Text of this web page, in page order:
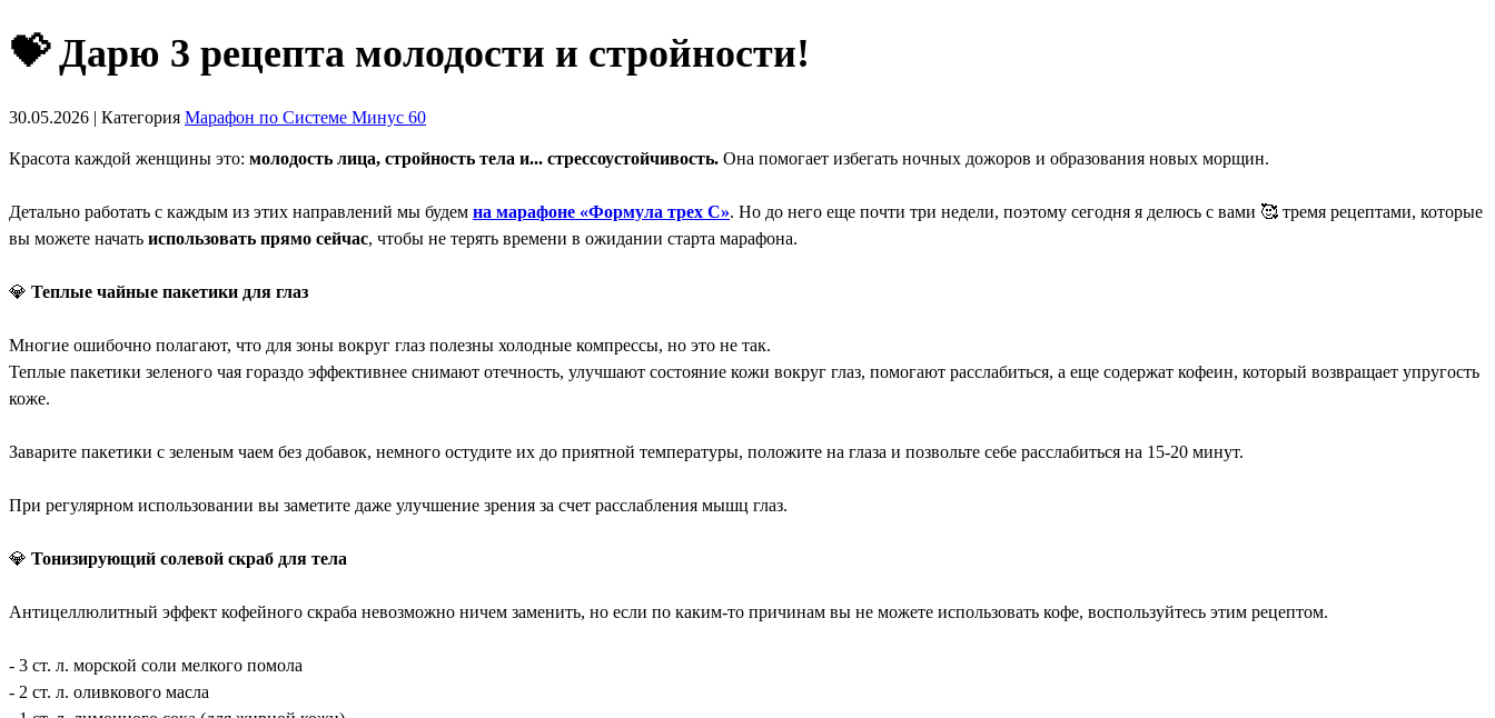
💝 Дарю 3 рецепта молодости и стройности!
30.05.2026 | Категория Марафон по Системе Минус 60
Красота каждой женщины это: молодость лица, стройность тела и... стрессоустойчивость. Она помогает избегать ночных дожоров и образования новых морщин.
Детально работать с каждым из этих направлений мы будем на марафоне «Формула трех С». Но до него еще почти три недели, поэтому сегодня я делюсь с вами 🥰 тремя рецептами, которые
вы можете начать использовать прямо сейчас, чтобы не терять времени в ожидании старта марафона.
💎 Теплые чайные пакетики для глаз
Многие ошибочно полагают, что для зоны вокруг глаз полезны холодные компрессы, но это не так.
Теплые пакетики зеленого чая гораздо эффективнее снимают отечность, улучшают состояние кожи вокруг глаз, помогают расслабиться, а еще содержат кофеин, который возвращает упругость
коже.
Заварите пакетики с зеленым чаем без добавок, немного остудите их до приятной температуры, положите на глаза и позвольте себе расслабиться на 15-20 минут.
При регулярном использовании вы заметите даже улучшение зрения за счет расслабления мышц глаз.
💎 Тонизирующий солевой скраб для тела
Антицеллюлитный эффект кофейного скраба невозможно ничем заменить, но если по каким-то причинам вы не можете использовать кофе, воспользуйтесь этим рецептом.
- 3 ст. л. морской соли мелкого помола
- 2 ст. л. оливкового масла